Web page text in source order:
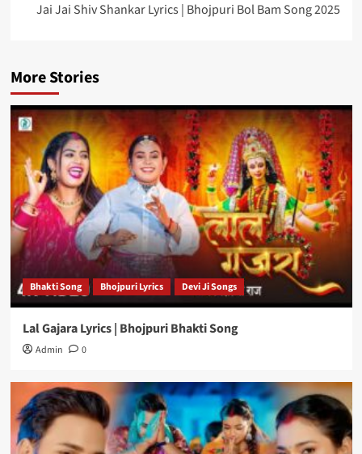
Jai Jai Shiv Shankar Lyrics | Bhojpuri Bol Bam Song 2025
More Stories
Bhakti Song Bhojpuri Lyrics Devi Ji Songs
Lal Gajara Lyrics | Bhojpuri Bhakti Song
Admin 0